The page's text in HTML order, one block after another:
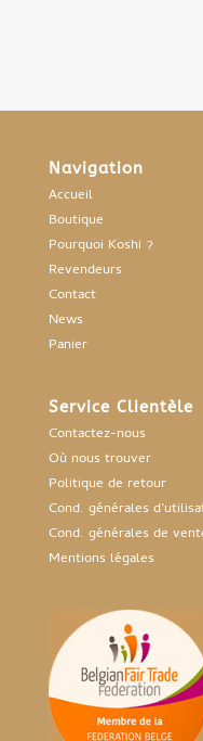
Navigation
Accueil
Boutique
Pourquoi Koshi ?
Revendeurs
Contact
News
Panier
Service Clientèle
Contactez-nous
Où nous trouver
Politique de retour
Cond. générales
Cond. générales de
Mentions légales